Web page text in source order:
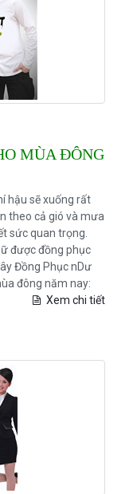
MÙA ĐÔNG
hậu sẽ xuống rất
theo cả gió và mưa
sức quan trọng.
được đồng phục
Đồng Phục nDư
đông năm nay:
Xem chi tiết